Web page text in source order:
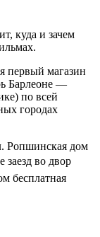
куда и зачем
первый магазин
Барлеоне —
по всей
городах
дом
заезд во двор
бесплатная